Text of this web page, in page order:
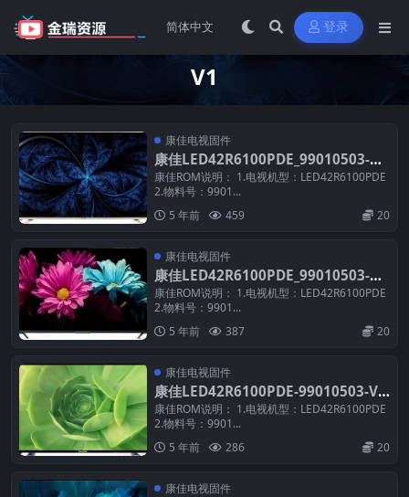
登录
V1
康佳电视固件
康佳LED42R6100PDE_99010503-V
1.0.18_71001720_U盘刷机固件
康佳ROM说明： 1.电视机型：LED42R6100PDE
2.物料号：9901...
5 年前
459 20
康佳电视固件
康佳LED42R6100PDE_99010503-V
1.0.18_U盘刷机固件
康佳ROM说明： 1.电视机型：LED42R6100PDE
2.物料号：9901...
5 年前
387 20
康佳电视固件
康佳LED42R6100PDE-99010503-V1.
0.08_U盘刷机数据固件
康佳ROM说明： 1.电视机型：LED42R6100PDE
2.物料号：9901...
5 年前
286 20
康佳电视固件